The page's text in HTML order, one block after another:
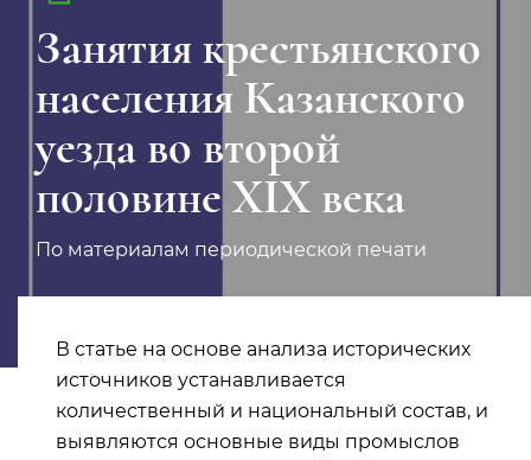
Занятия крестьянского
населения Казанского
уезда во второй
половине XIX века
По материалам периодической печати
В статье на основе анализа исторических
источников устанавливается
количественный и национальный состав, и
выявляются основные виды промыслов